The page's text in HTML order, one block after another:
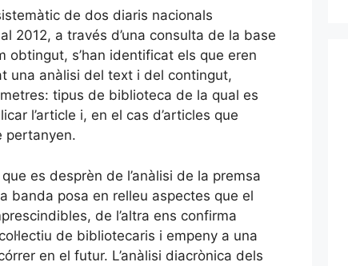
de dos diaris nacionals
2012, a través d’una consulta de la base
obtingut, s’han identificat els que eren
una anàlisi del text i del contingut,
tipus de biblioteca de la qual es
l’article i, en el cas d’articles que
pertanyen.
es desprèn de l’anàlisi de la premsa
banda posa en relleu aspectes que el
de l’altra ens confirma
de bibliotecaris i empeny a una
en el futur. L’anàlisi diacrònica dels